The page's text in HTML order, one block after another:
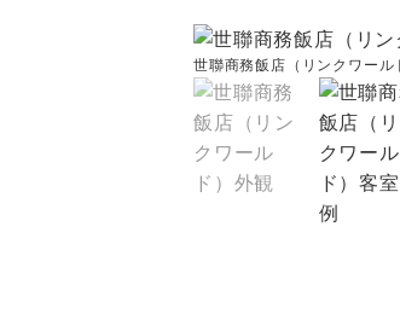
世聯商務飯店（リンクワール